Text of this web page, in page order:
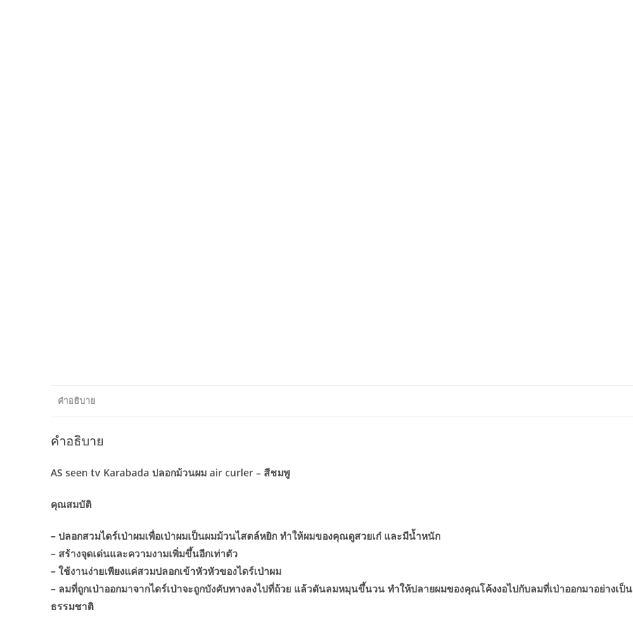
คำอธิบาย
คำอธิบาย
AS seen tv Karabada ปลอกม้วนผม air curler – สีชมพู
คุณสมบัติ
– ปลอกสวมไดร์เป่าผมเพื่อเป่าผมเป็นผมม้วนไสตล์หยิก ทำให้ผมของคุณดูสวยเก๋ และมีน้ำหนัก
– สร้างจุดเด่นและความงามเพิ่มขึ้นอีกเท่าตัว
– ใช้งานง่ายเพียงแค่สวมปลอกเข้าหัวหัวของไดร์เป่าผม
– ลมที่ถูกเป่าออกมาจากไดร์เป่าจะถูกบังคับทางลงไปที่ถ้วย แล้วดันลมหมุนขึ้นวน ทำให้ปลายผมของคุณโค้งงอไปกับลมที่เป่าออกมาอย่างเป็น
ธรรมชาติ